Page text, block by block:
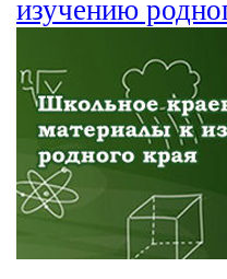
изучению